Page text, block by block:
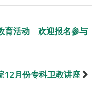
育活动 欢迎报名参与
12月份专科卫教讲座